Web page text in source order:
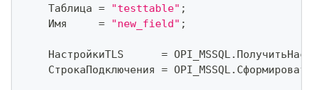
    Таблица
= "testtable" ;
    Имя
= "new_field" ;
    НастройкиTLS
= OPI_MSSQL.
    СтрокаПодключения
= OPI_MSSQL.